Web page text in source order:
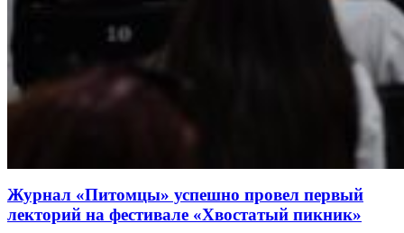
Журнал «Питомцы» успешно провел первый
лекторий на фестивале «Хвостатый пикник»